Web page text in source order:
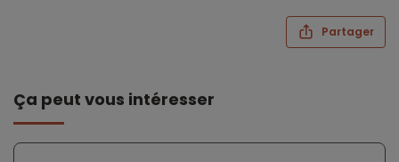
Partager
Ça peut vous intéresser